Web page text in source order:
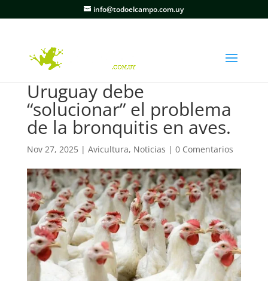
info@todoelcampo.com.uy
Uruguay debe
“solucionar” el problema
de la bronquitis en aves.
Nov 27, 2025| Avicultura, Noticias | 0 Comentarios